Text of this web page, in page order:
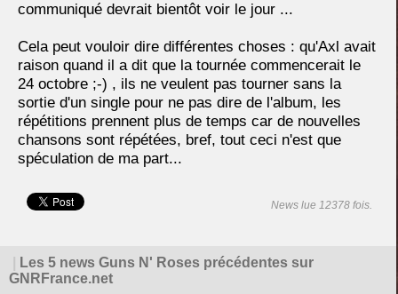
communiqué devrait bientôt voir le jour ...
Cela peut vouloir dire différentes choses : qu'Axl avait
raison quand il a dit que la tournée commencerait le
24 octobre ;-) , ils ne veulent pas tourner sans la
sortie d'un single pour ne pas dire de l'album, les
répétitions prennent plus de temps car de nouvelles
chansons sont répétées, bref, tout ceci n'est que
spéculation de ma part...
News lue 12378 fois.
Les 5 news Guns N' Roses précédentes sur
GNRFrance.net